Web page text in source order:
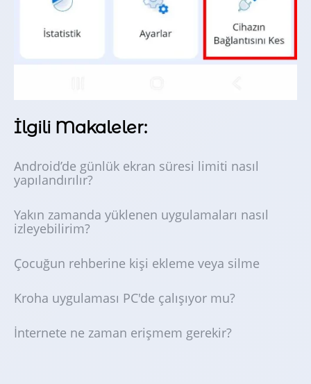
İlgili Makaleler:
Android’de günlük ekran süresi limiti nasıl
yapılandırılır?
Yakın zamanda yüklenen uygulamaları nasıl
izleyebilirim?
Çocuğun rehberine kişi ekleme veya silme
Kroha uygulaması PC'de çalışıyor mu?
İnternete ne zaman erişmem gerekir?